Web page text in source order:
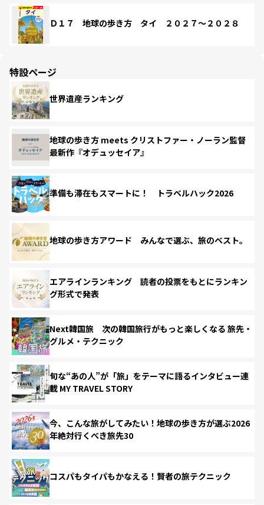
Ｄ１７ 地球の歩き方 タイ ２０２７～２０２８
特設ページ
世界遺産ランキング
地球の歩き方 meets クリストファー・ノーラン監督
最新作『オデュッセイア』
準備も滞在もスマートに！ トラベルハック2026
地球の歩き方アワード みんなで選ぶ、旅のベスト。
エアラインランキング 読者の投票をもとにランキン
グ形式で発表
Next韓国旅 次の韓国旅行がもっと楽しくなる 旅先・
グルメ・テクニック
旬な“あの人”が「旅」をテーマに語るインタビュー連
載 MY TRAVEL STORY
今、こんな旅がしてみたい！地球の歩き方が選ぶ2026
年絶対行くべき旅先30
コスパもタイパもかなえる！賢者の旅テクニック